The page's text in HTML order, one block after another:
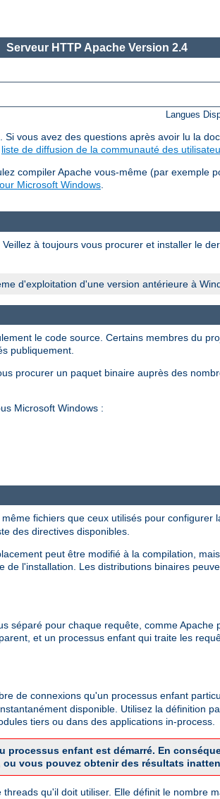
Serveur HTTP Apache Version 2.4
Langues
vous avez des questions après avoir lu la
liste de diffusion de la communauté des
compiler Apache vous-même (par exemple
Microsoft Windows.
à toujours vous procurer et installer le
d'exploitation d'une version antérieure à
le code source. Certains membres du
publiquement.
procurer un paquet binaire auprès des
Microsoft Windows :
fichiers que ceux utilisés pour configurer
des directives disponibles.
peut être modifié à la compilation,
l'installation. Les distributions binaires
séparé pour chaque requête, comme Apache
et un processus enfant qui traite les
de connexions qu'un processus enfant
disponible. Utilisez la définition
tiers ou dans des applications in-process.
enfant est démarré. En
vous pouvez obtenir des résultats
qu'il doit utiliser. Elle définit le nombre